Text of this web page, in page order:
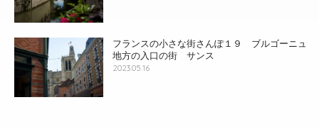
フランスの小さな街さんぽ１９ ブルゴーニュ
地方の入口の街 サンス
2023.05.16